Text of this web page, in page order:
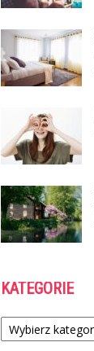
KATEGORIE
Kategorie